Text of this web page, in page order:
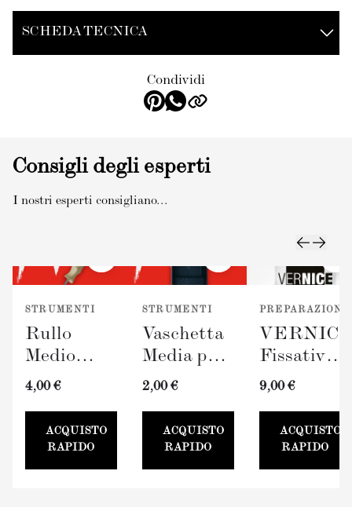
SCHEDA TECNICA
Condividi
Consigli degli esperti
I nostri esperti consigliano...
STRUMENTI
Rullo
Medio
TERRAVERDE
4,00 €
ACQUISTO
RAPIDO
STRUMENTI
Vaschetta
Media per
Pittura
100mm
2,00 €
ACQUISTO
RAPIDO
PREPARAZIONE
Fissativo
(300ml)
9,00 €
ACQUISTO
RAPIDO